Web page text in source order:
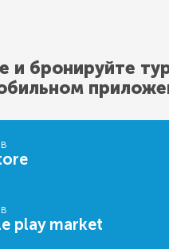
и бронируйте
play market